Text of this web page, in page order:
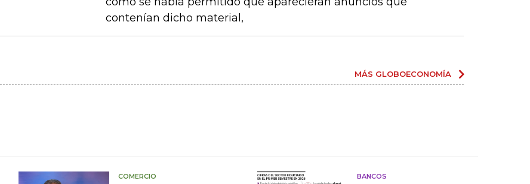
contenían dicho material,
MÁS GLOBOECONOMÍA
COMERCIO BANCOS